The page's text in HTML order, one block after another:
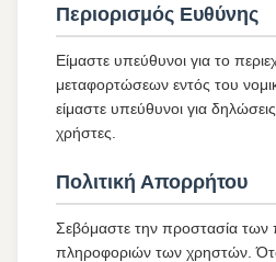
Περιορισμός Ευθύνης
Είμαστε υπεύθυνοι για το
μεταφορτώσεων εντός του
είμαστε υπεύθυνοι για
χρήστες.
Πολιτική Απορρήτου
Σεβόμαστε την προστασία
πληροφοριών των χρηστών.